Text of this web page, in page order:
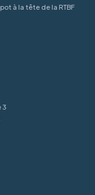
à la tête de la RTBF
3